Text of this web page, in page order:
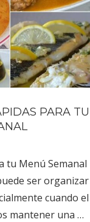
PARA TU
tu Menú Semanal
ser organizar
cuando el
mantener una …